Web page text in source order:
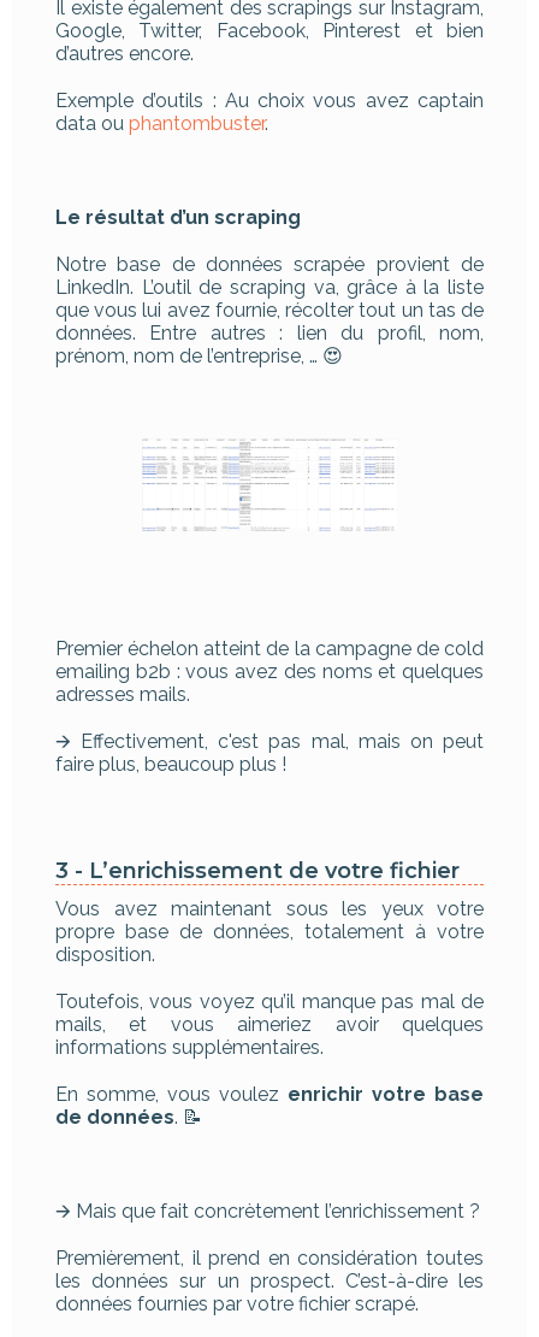
Il existe également des scrapings sur Instagram,
Google, Twitter, Facebook, Pinterest et bien
d’autres encore.
Exemple d’outils : Au choix vous avez captain
data ou phantombuster.
Le résultat d’un scraping
Notre base de données scrapée provient de
LinkedIn. L’outil de scraping va, grâce à la liste
que vous lui avez fournie, récolter tout un tas de
données. Entre autres : lien du profil, nom,
prénom, nom de l’entreprise, … 😍
Premier échelon atteint de la campagne de cold
emailing b2b : vous avez des noms et quelques
adresses mails.
🡪 Effectivement, c'est pas mal, mais on peut
faire plus, beaucoup plus !
3 - L’enrichissement de votre fichier
Vous avez maintenant sous les yeux votre
propre base de données, totalement à votre
disposition.
Toutefois, vous voyez qu’il manque pas mal de
mails, et vous aimeriez avoir quelques
informations supplémentaires.
En somme, vous voulez enrichir votre base
de données. 📝
🡪 Mais que fait concrètement l’enrichissement ?
Premièrement, il prend en considération toutes
les données sur un prospect. C’est-à-dire les
données fournies par votre fichier scrapé.